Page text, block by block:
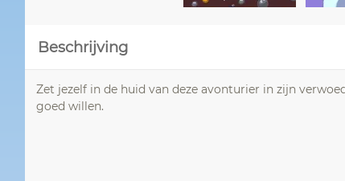
Beschrijving
Zet jezelf in de huid van deze avonturier in zijn
goed willen.